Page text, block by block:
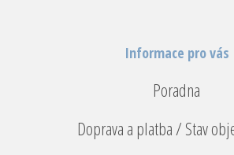
Informace pro vás
Poradna
Doprava a platba / Stav